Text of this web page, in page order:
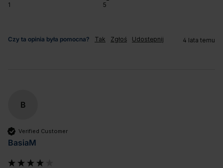
1 5
Czy ta opinia była pomocna? Tak Zgłoś Udostępnij 4 lata temu
B
Verified Customer
BasiaM